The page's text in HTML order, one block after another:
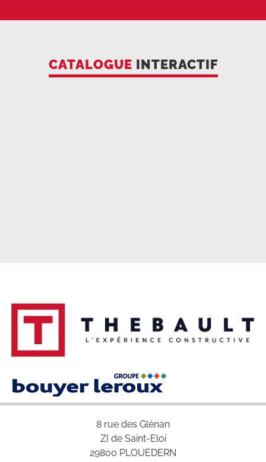
CATALOGUE INTERACTIF
8 rue des Glénan
ZI de Saint-Eloi
29800 PLOUEDERN